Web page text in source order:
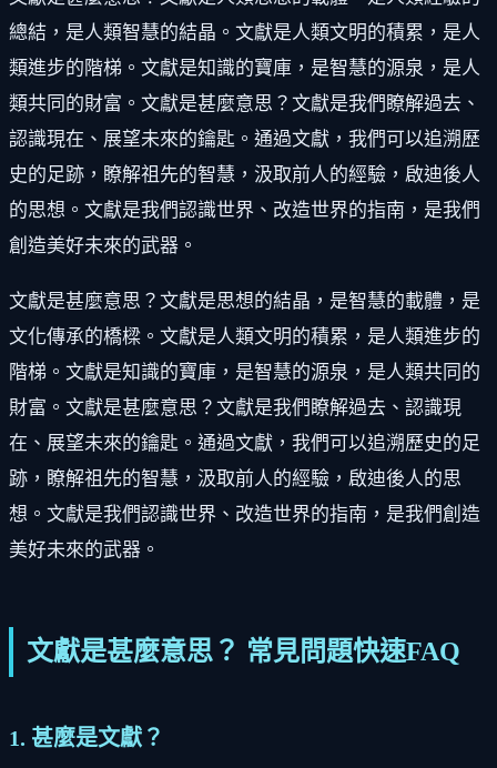
總結，是人類智慧的結晶。文獻是人類文明的積累，是人
類進步的階梯。文獻是知識的寶庫，是智慧的源泉，是人
類共同的財富。文獻是甚麼意思？文獻是我們瞭解過去、
認識現在、展望未來的鑰匙。通過文獻，我們可以追溯歷
史的足跡，瞭解祖先的智慧，汲取前人的經驗，啟迪後人
的思想。文獻是我們認識世界、改造世界的指南，是我們
創造美好未來的武器。
文獻是甚麼意思？文獻是思想的結晶，是智慧的載體，是
文化傳承的橋樑。文獻是人類文明的積累，是人類進步的
階梯。文獻是知識的寶庫，是智慧的源泉，是人類共同的
財富。文獻是甚麼意思？文獻是我們瞭解過去、認識現
在、展望未來的鑰匙。通過文獻，我們可以追溯歷史的足
跡，瞭解祖先的智慧，汲取前人的經驗，啟迪後人的思
想。文獻是我們認識世界、改造世界的指南，是我們創造
美好未來的武器。
文獻是甚麼意思？ 常見問題快速FAQ
1. 甚麼是文獻？